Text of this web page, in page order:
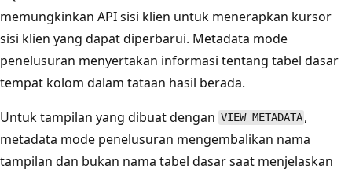
memungkinkan API sisi klien untuk menerapkan kursor
sisi klien yang dapat diperbarui. Metadata mode
penelusuran menyertakan informasi tentang tabel dasar
tempat kolom dalam tataan hasil berada.
Untuk tampilan yang dibuat dengan VIEW_METADATA ,
metadata mode penelusuran mengembalikan nama
tampilan dan bukan nama tabel dasar saat menjelaskan